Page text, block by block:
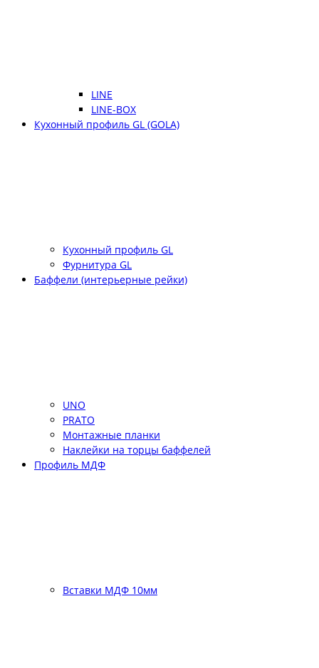
LINE
LINE-BOX
Кухонный профиль GL (GOLA)
Кухонный профиль GL
Фурнитура GL
Баффели (интерьерные рейки)
UNO
PRATO
Монтажные планки
Наклейки на торцы баффелей
Профиль МДФ
Вставки МДФ 10мм